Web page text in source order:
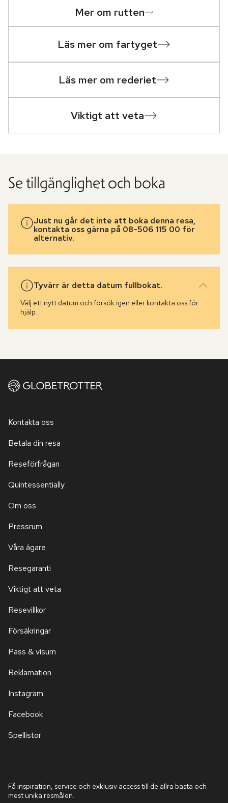
Mer om rutten
Läs mer om fartyget
Läs mer om rederiet
Viktigt att veta
Se tillgänglighet och boka
Just nu går det inte att boka denna resa,
kontakta oss gärna på 08-506 115 00 för
alternativ.
Tyvärr är detta datum fullbokat.
Välj ett nytt datum och försök igen eller kontakta oss för
hjälp.
Kontakta oss
Betala din resa
Reseförfrågan
Quintessentially
Om oss
Pressrum
Våra ägare
Resegaranti
Viktigt att veta
Resevillkor
Försäkringar
Pass & visum
Reklamation
Instagram
Facebook
Spellistor
Få inspiration, service och exklusiv access till de allra bästa och
mest unika resmålen.